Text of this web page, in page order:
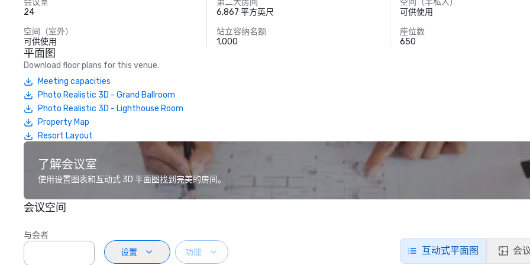
会议室
24
第二大房间
6,867 平方英尺
空间（半私人）
可供使用
空间（室外）
可供使用
站立容纳名额
1,000
座位数
650
平面图
Download floor plans for this venue.
Meeting capacities
Photo Realistic 3D - Grand Ballroom
Photo Realistic 3D - Lighthouse Room
Property Map
Resort Layout
了解会议室
使用设置图表和互动式 3D 平面图找到完美的房间。
会议空间
与会者
设置
功能 互动式平面图 会